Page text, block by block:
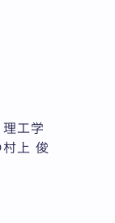
理工学
上 俊